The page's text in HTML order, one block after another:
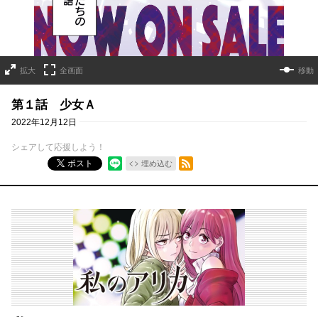
拡大 全画面 移動
第１話 少女Ａ
2022年12月12日
シェアして応援しよう！
ポスト
埋め込む
RSSフィード